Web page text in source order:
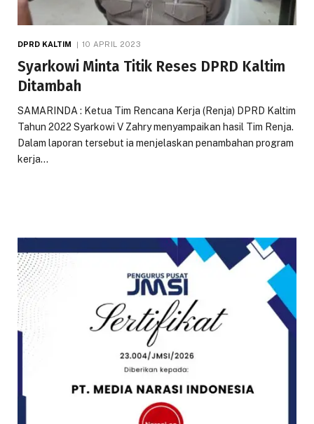
DPRD KALTIM 10 APRIL 2023
Syarkowi Minta Titik Reses DPRD Kaltim
Ditambah
SAMARINDA : Ketua Tim Rencana Kerja (Renja) DPRD Kaltim
Tahun 2022 Syarkowi V Zahry menyampaikan hasil Tim Renja.
Dalam laporan tersebut ia menjelaskan penambahan program
kerja…